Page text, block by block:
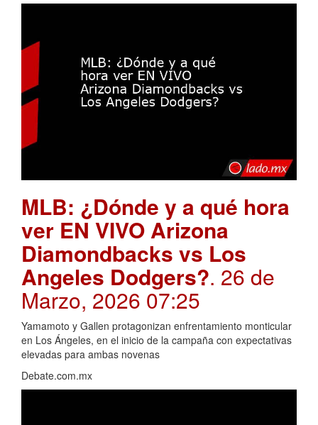
MLB: ¿Dónde y a qué hora
ver EN VIVO Arizona
Diamondbacks vs Los
Angeles Dodgers?. 26 de
Marzo, 2026 07:25
Yamamoto y Gallen protagonizan enfrentamiento monticular
en Los Ángeles, en el inicio de la campaña con expectativas
elevadas para ambas novenas
Debate.com.mx